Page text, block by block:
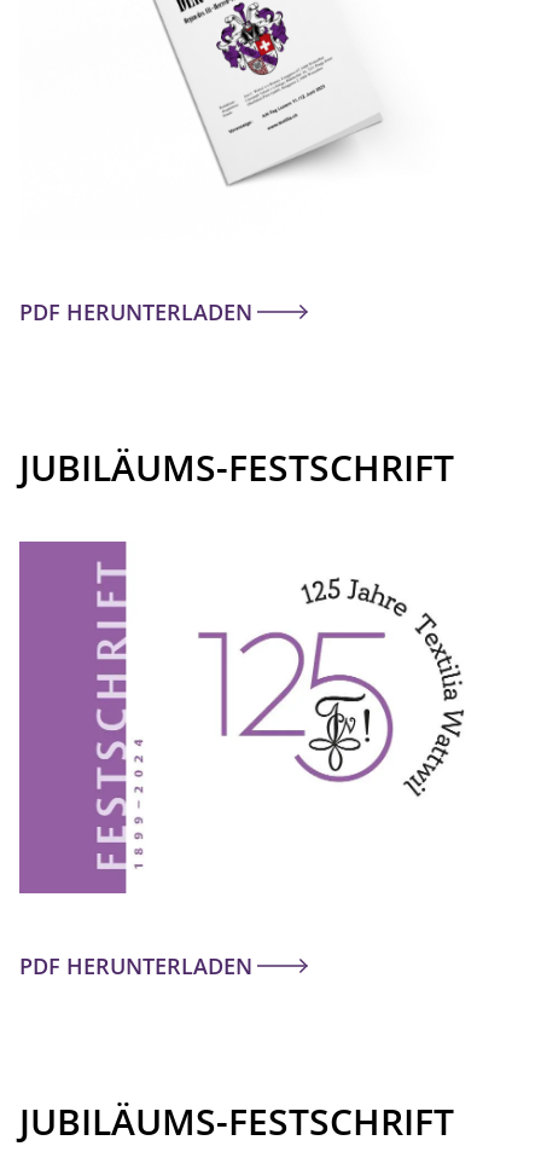
PDF HERUNTERLADEN
JUBILÄUMS-FESTSCHRIFT
PDF HERUNTERLADEN
JUBILÄUMS-FESTSCHRIFT